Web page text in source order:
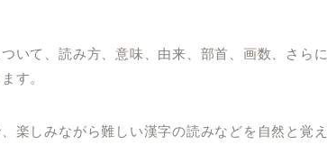
いて、読み方、意味、由来、部首、画数、さらに
す。
楽しみながら難しい漢字の読みなどを自然と覚え